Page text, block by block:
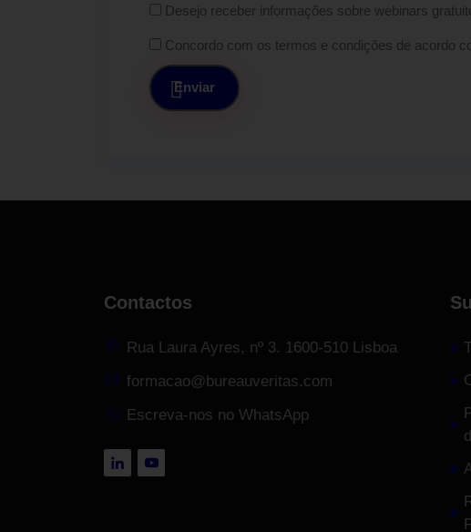
Desejo receber informações sobre webinars
Concordo com os termos e condições de acordo
Enviar
Contactos
Rua Laura Ayres, nº 3. 1600-510 Lisboa
formacao@bureauveritas.com
Escreva-nos no WhatsApp